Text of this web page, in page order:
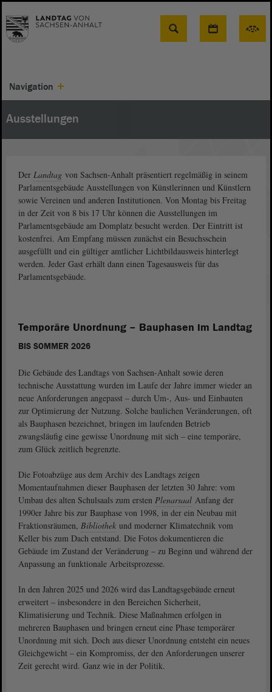
Suche
Navigation
Ausstellungen
Der Landtag von Sachsen-Anhalt präsentiert regelmäßig in seinem
Parlamentsgebäude Ausstellungen von Künstlerinnen und Künstlern
sowie Vereinen und anderen Institutionen. Von Montag bis Freitag
in der Zeit von 8 bis 17 Uhr können die Ausstellungen im
Parlamentsgebäude am Domplatz besucht werden. Der Eintritt ist
kostenfrei. Am Empfang müssen zunächst ein Besuchsschein
ausgefüllt und ein gültiger amtlicher Lichtbildausweis hinterlegt
werden. Jeder Gast erhält dann einen Tagesausweis für das
Parlamentsgebäude.
Temporäre Unordnung – Bauphasen im Landtag
BIS SOMMER 2026
Die Gebäude des Landtags von Sachsen-Anhalt sowie deren
technische Ausstattung wurden im Laufe der Jahre immer wieder an
neue Anforderungen angepasst – durch Um-, Aus- und Einbauten
zur Optimierung der Nutzung. Solche baulichen Veränderungen, oft
als Bauphasen bezeichnet, bringen im laufenden Betrieb
zwangsläufig eine gewisse Unordnung mit sich – eine temporäre,
zum Glück zeitlich begrenzte.
Die Fotoabzüge aus dem Archiv des Landtags zeigen
Momentaufnahmen dieser Bauphasen der letzten 30 Jahre: vom
Umbau des alten Schulsaals zum ersten Plenarsaal Anfang der
1990er Jahre bis zur Bauphase von 1998, in der ein Neubau mit
Fraktionsräumen, Bibliothek und moderner Klimatechnik vom
Keller bis zum Dach entstand. Die Fotos dokumentieren die
Gebäude im Zustand der Veränderung – zu Beginn und während der
Anpassung an funktionale Arbeitsprozesse.
In den Jahren 2025 und 2026 wird das Landtagsgebäude erneut
erweitert – insbesondere in den Bereichen Sicherheit,
Klimatisierung und Technik. Diese Maßnahmen erfolgen in
mehreren Bauphasen und bringen erneut eine Phase temporärer
Unordnung mit sich. Doch aus dieser Unordnung entsteht ein neues
Gleichgewicht – ein Kompromiss, der den Anforderungen unserer
Zeit gerecht wird. Ganz wie in der Politik.